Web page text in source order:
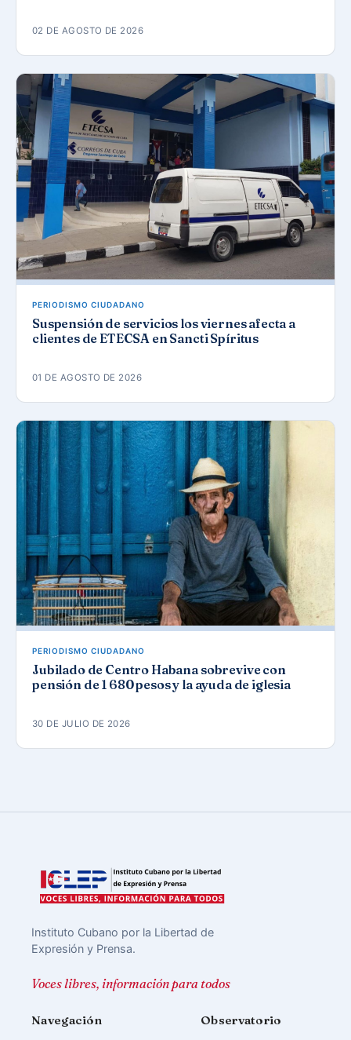
02 DE AGOSTO DE 2026
PERIODISMO CIUDADANO
Suspensión de servicios los viernes afecta a
clientes de ETECSA en Sancti Spíritus
01 DE AGOSTO DE 2026
PERIODISMO CIUDADANO
Jubilado de Centro Habana sobrevive con
pensión de 1 680 pesos y la ayuda de iglesia
30 DE JULIO DE 2026
Instituto Cubano por la Libertad de
Expresión y Prensa.
Voces libres, información para todos
Navegación Observatorio